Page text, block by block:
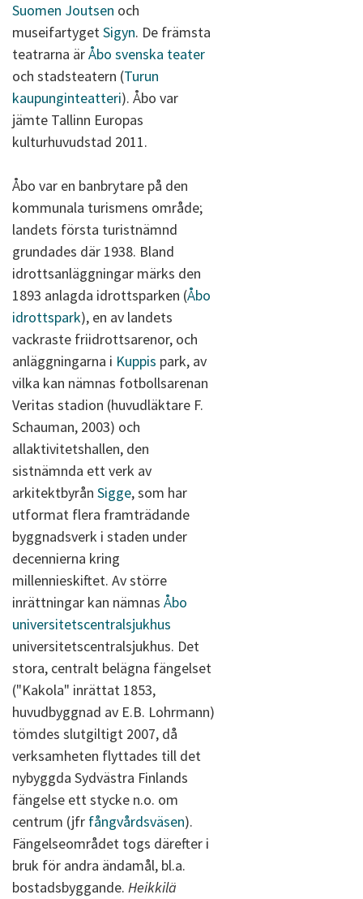
Suomen Joutsen och
museifartygetSigyn. De främsta
teatrarna ärÅbo svenska teater
och stadsteatern (Turun
kaupunginteatteri). Åbo var
jämte Tallinn Europas
kulturhuvudstad 2011.
Åbo var en banbrytare på den
kommunala turismens område;
landets första turistnämnd
grundades där 1938. Bland
idrottsanläggningar märks den
1893 anlagda idrottsparken (Åbo
idrottspark), en av landets
vackraste friidrottsarenor, och
anläggningarna i Kuppis park, av
vilka kan nämnas fotbollsarenan
Veritas stadion (huvudläktare F.
Schauman, 2003) och
allaktivitetshallen, den
sistnämnda ett verk av
arkitektbyrån Sigge, som har
utformat flera framträdande
byggnadsverk i staden under
decennierna kring
millennieskiftet. Av större
inrättningar kan nämnas Åbo
universitetscentralsjukhus
universitetscentralsjukhus. Det
stora, centralt belägna fängelset
("Kakola" inrättat 1853,
huvudbyggnad av E.B. Lohrmann)
tömdes slutgiltigt 2007, då
verksamheten flyttades till det
nybyggda Sydvästra Finlands
fängelse ett stycke n.o. om
centrum (jfr fångvårdsväsen).
Fängelseområdet togs därefter i
bruk för andra ändamål, bl.a.
bostadsbyggande. Heikkilä